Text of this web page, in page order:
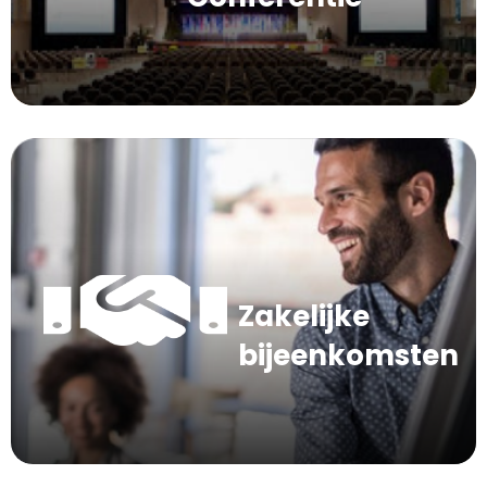
Zakelijke
bijeenkomsten